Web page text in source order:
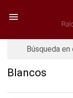

Blancos